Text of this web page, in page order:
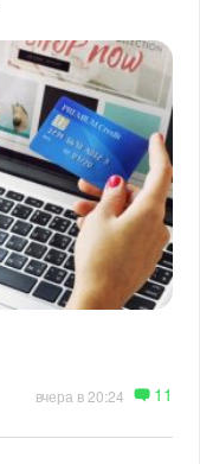
вчера в 20:24 11